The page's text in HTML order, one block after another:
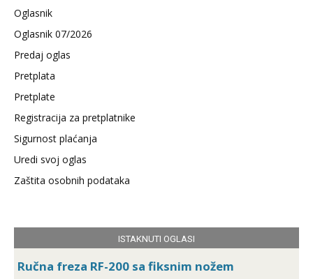
Oglasnik
Oglasnik 07/2026
Predaj oglas
Pretplata
Pretplate
Registracija za pretplatnike
Sigurnost plaćanja
Uredi svoj oglas
Zaštita osobnih podataka
ISTAKNUTI OGLASI
Ručna freza RF-200 sa fiksnim nožem